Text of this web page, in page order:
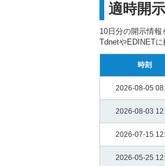
適時開
10日分の開示情報
TdnetやEDINET
時刻
2026-08-05
2026-08-03
2026-07-15
2026-05-25